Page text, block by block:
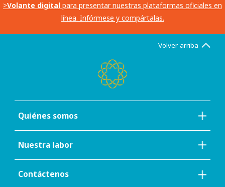
>Volante digital para presentar nuestras plataformas oficiales en
línea. Infórmese y compártalas.
Volver arriba
Quiénes somos
Nuestra labor
Contáctenos